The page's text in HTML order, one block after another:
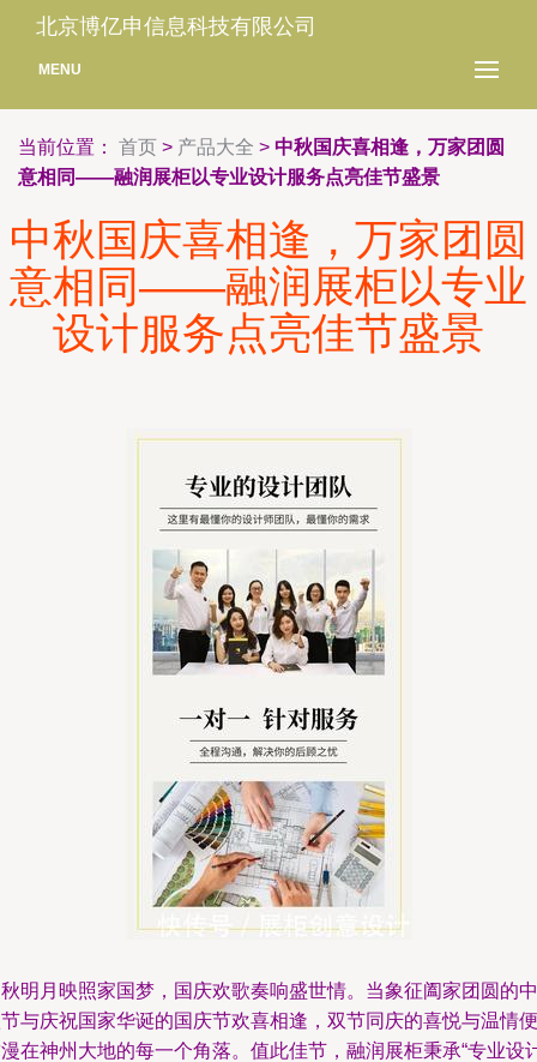
北京博亿申信息科技有限公司
MENU
当前位置： 首页 > 产品大全 > 中秋国庆喜相逢，万家团圆
意相同——融润展柜以专业设计服务点亮佳节盛景
中秋国庆喜相逢，万家团圆
意相同——融润展柜以专业
设计服务点亮佳节盛景
明月映照家国梦，国庆欢歌奏响盛世情。当象征阖家团圆的中
与庆祝国家华诞的国庆节欢喜相逢，双节同庆的喜悦与温情便
在神州大地的每一个角落。值此佳节，融润展柜秉承“专业设